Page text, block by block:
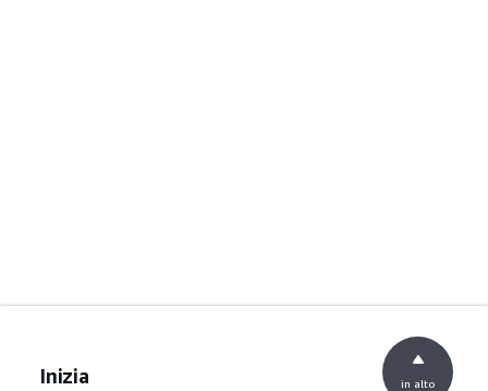
Inizia in alto